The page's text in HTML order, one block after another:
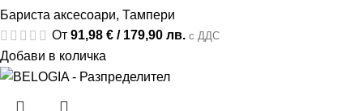
Бариста аксесоари, Тампери
От 91,98 € / 179,90 лв. с ДДС
Добави в количка